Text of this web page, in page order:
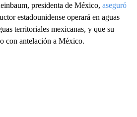
presidenta de México, aseguró
estadounidense operará en aguas
territoriales mexicanas, y que su
con antelación a México.